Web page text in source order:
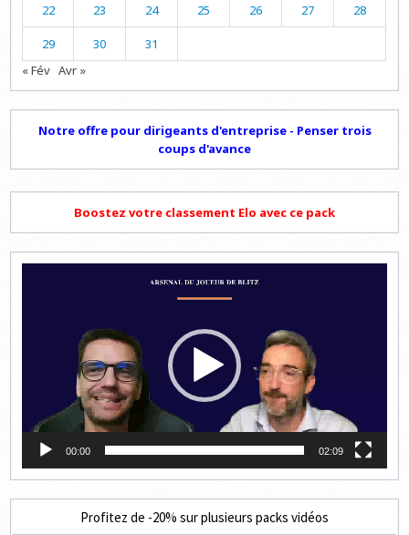
22 23 24 25 26 27 28
29 30
31
« Fév Avr »
Notre offre pour dirigeants d'entreprise - Penser trois
coups d'avance
Boostez votre classement Elo avec ce pack
00:00 02:09
Profitez de -20% sur plusieurs packs vidéos